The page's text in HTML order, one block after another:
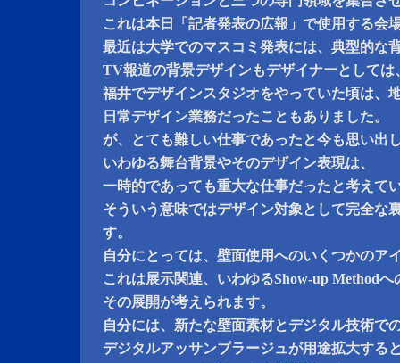
これは本日「記者発表の広報」で使用する会
最近は大学でのマスコミ発表には、典型的な
TV報道の背景デザインもデザイナーとして
福井でデザインスタジオをやっていた頃は、
日常デザイン業務だったこともありました。
が、とても難しい仕事であったと今も思い出
いわゆる舞台背景やそのデザイン表現は、
一時的であっても重大な仕事だったと考えて
そういう意味ではデザイン対象として完全な
す。
自分にとっては、壁面使用へのいくつかのア
これは展示関連、いわゆるShow-up Method
その展開が考えられます。
自分には、新たな壁面素材とデジタル技術で
デジタルアッサンブラージュが用途拡大する